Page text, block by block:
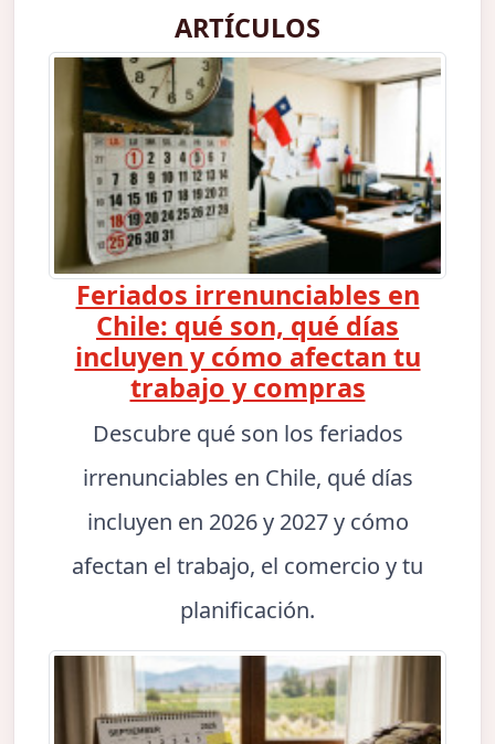
ARTÍCULOS
Feriados irrenunciables en
Chile: qué son, qué días
incluyen y cómo afectan tu
trabajo y compras
Descubre qué son los feriados
irrenunciables en Chile, qué días
incluyen en 2026 y 2027 y cómo
afectan el trabajo, el comercio y tu
planificación.